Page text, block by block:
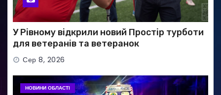
У Рівному відкрили новий Простір турботи
для ветеранів та ветеранок
Сер 8, 2026
НОВИНИ ОБЛАСТІ